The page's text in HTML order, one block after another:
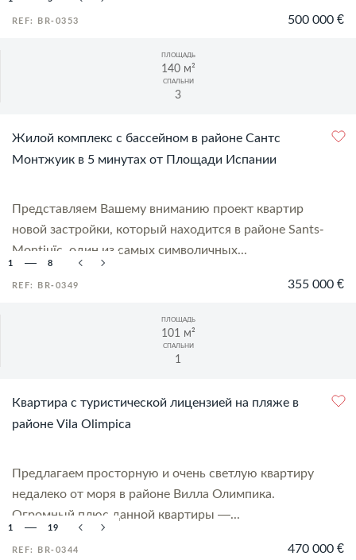
REF: BR-0353 500 000 €
ПЛОЩАДЬ
140 м²
СПАЛЬНИ
3
Жилой комплекс с бассейном в районе Сантс
Монтжуик в 5 минутах от Площади Испании
Представляем Вашему вниманию проект квартир
новой застройки, который находится в районе Sants-
Montjuïc, один из самых символичных...
REF: BR-0349 355 000 €
1 8
ПЛОЩАДЬ
101 м²
СПАЛЬНИ
1
Квартира с туристической лицензией на пляже в
районе Vila Olimpica
Предлагаем просторную и очень светлую квартиру
недалеко от моря в районе Вилла Олимпика.
Огромный плюс данной квартиры —...
REF: BR-0344 470 000 €
1 19